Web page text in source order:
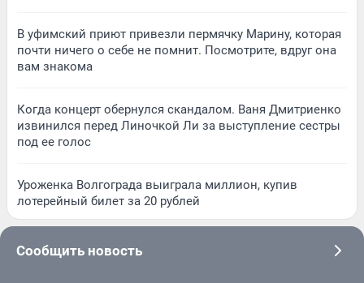
В уфимский приют привезли пермячку Марину, которая
почти ничего о себе не помнит. Посмотрите, вдруг она
вам знакома
Когда концерт обернулся скандалом. Ваня Дмитриенко
извинился перед Линочкой Ли за выступление сестры
под ее голос
Уроженка Волгограда выиграла миллион, купив
лотерейный билет за 20 рублей
Сообщить новость